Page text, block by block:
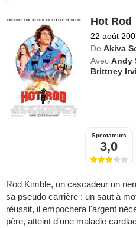
Hot Rod
22 août
De Akiva
Avec Andy
Brittney
Spectateurs
3,0
Rod Kimble, un cascadeur un
sa pseudo carrière : un saut à
réussit, il empochera l'argent
père, atteint d'une maladie